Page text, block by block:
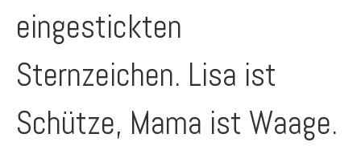
eingestickten
Sternzeichen. Lisa ist
Schütze, Mama ist Waage.